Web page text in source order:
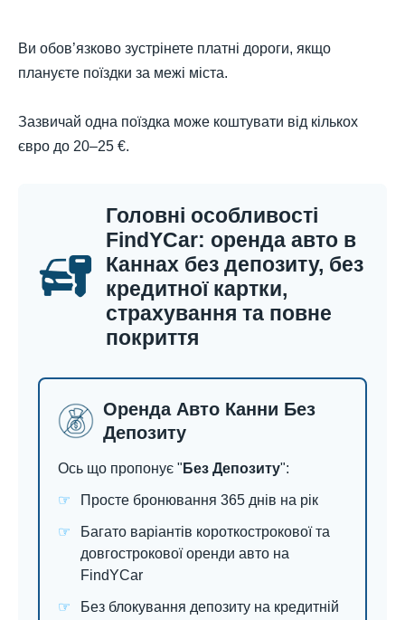
Ви обов’язково зустрінете платні дороги, якщо
плануєте поїздки за межі міста.
Зазвичай одна поїздка може коштувати від кількох
євро до 20–25 €.
Головні особливості
FindYCar: оренда авто в
Каннах без депозиту, без
кредитної картки,
страхування та повне
покриття
Оренда Авто Канни Без
Депозиту
Ось що пропонує " Без Депозиту":
Просте бронювання 365 днів на рік
Багато варіантів короткострокової та
довгострокової оренди авто на
FindYCar
Без блокування депозиту на кредитній